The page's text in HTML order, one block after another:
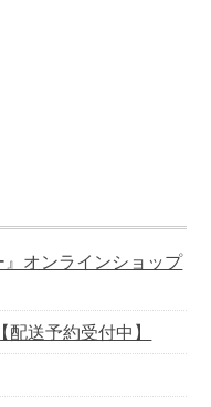
』オンラインショップ
送予約受付中】